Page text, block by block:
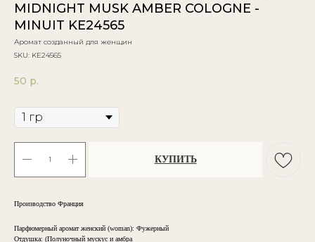
MIDNIGHT MUSK AMBER COLOGNE -
MINUIT KE24565
Аромат созданный для женщин
SKU: KE24565
50 р.
КУПИТЬ
Производство Франция
Парфюмерный аромат женский (woman): Фужерный
Отдушка: (Полуночный мускус и амбра